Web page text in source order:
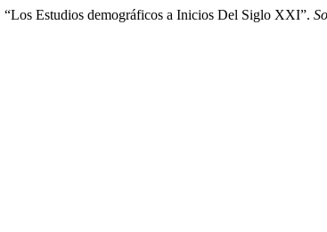
Estudios demográficos a Inicios Del Siglo XXI”.